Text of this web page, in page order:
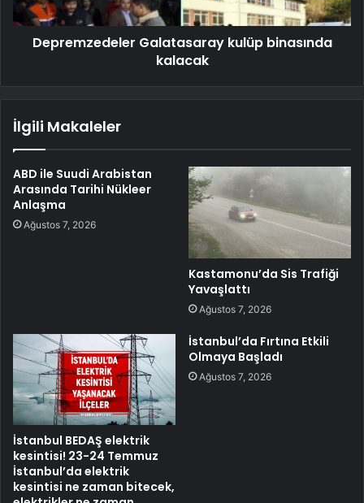
Depremzedeler Galatasaray kulüp binasında
kalacak
İlgili Makaleler
ABD ile Suudi Arabistan
Arasında Tarihi Nükleer
Anlaşma
Ağustos 7, 2026
Kastamonu’da Sis Trafiği
Yavaşlattı
Ağustos 7, 2026
İstanbul BEDAŞ elektrik
kesintisi! 23-24 Temmuz
İstanbul’da elektrik
kesintisi ne zaman bitecek,
İstanbul’da Fırtına Etkili
Olmaya Başladı
Ağustos 7, 2026